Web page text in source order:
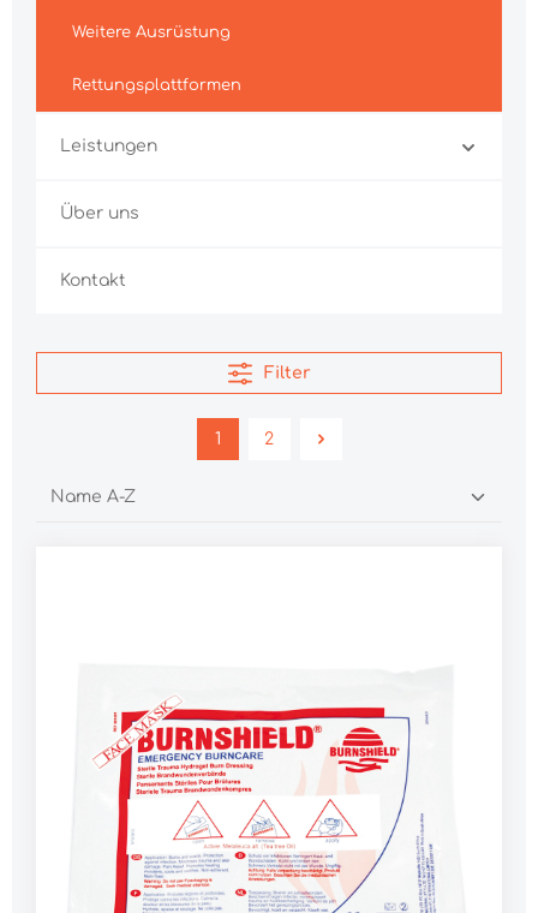
Weitere Ausrüstung
Rettungsplattformen
Leistungen
Über uns
Kontakt
Filter
1 2